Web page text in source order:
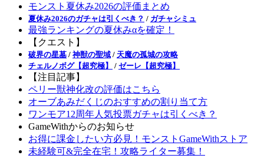
モンスト夏休み2026の評価まとめ
夏休み2026のガチャは引くべき？ / ガチャシミュ
最強ランキングの夏休みαを確定！
【クエスト】
破界の星墓 / 神獣の聖域 / 天魔の孤城の攻略
チェルノボグ【超究極】
/ ゼーレ【超究極】
【注目記事】
ペリー獣神化改の評価はこちら
オーブあみだくじのおすすめの割り当て方
ワンモア12周年人気投票ガチャは引くべき？
GameWithからのお知らせ
お得に課金したい方必見！モンストGameWithストア
未経験可&完全在宅！攻略ライター募集！